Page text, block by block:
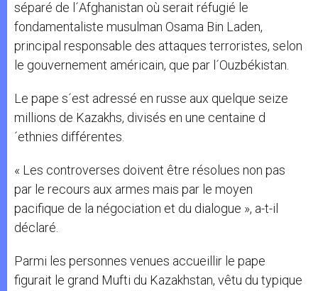
séparé de l´Afghanistan où serait réfugié le
fondamentaliste musulman Osama Bin Laden,
principal responsable des attaques terroristes, selon
le gouvernement américain, que par l´Ouzbékistan.
Le pape s´est adressé en russe aux quelque seize
millions de Kazakhs, divisés en une centaine d
´ethnies différentes.
« Les controverses doivent être résolues non pas
par le recours aux armes mais par le moyen
pacifique de la négociation et du dialogue », a-t-il
déclaré.
Parmi les personnes venues accueillir le pape
figurait le grand Mufti du Kazakhstan, vêtu du typique